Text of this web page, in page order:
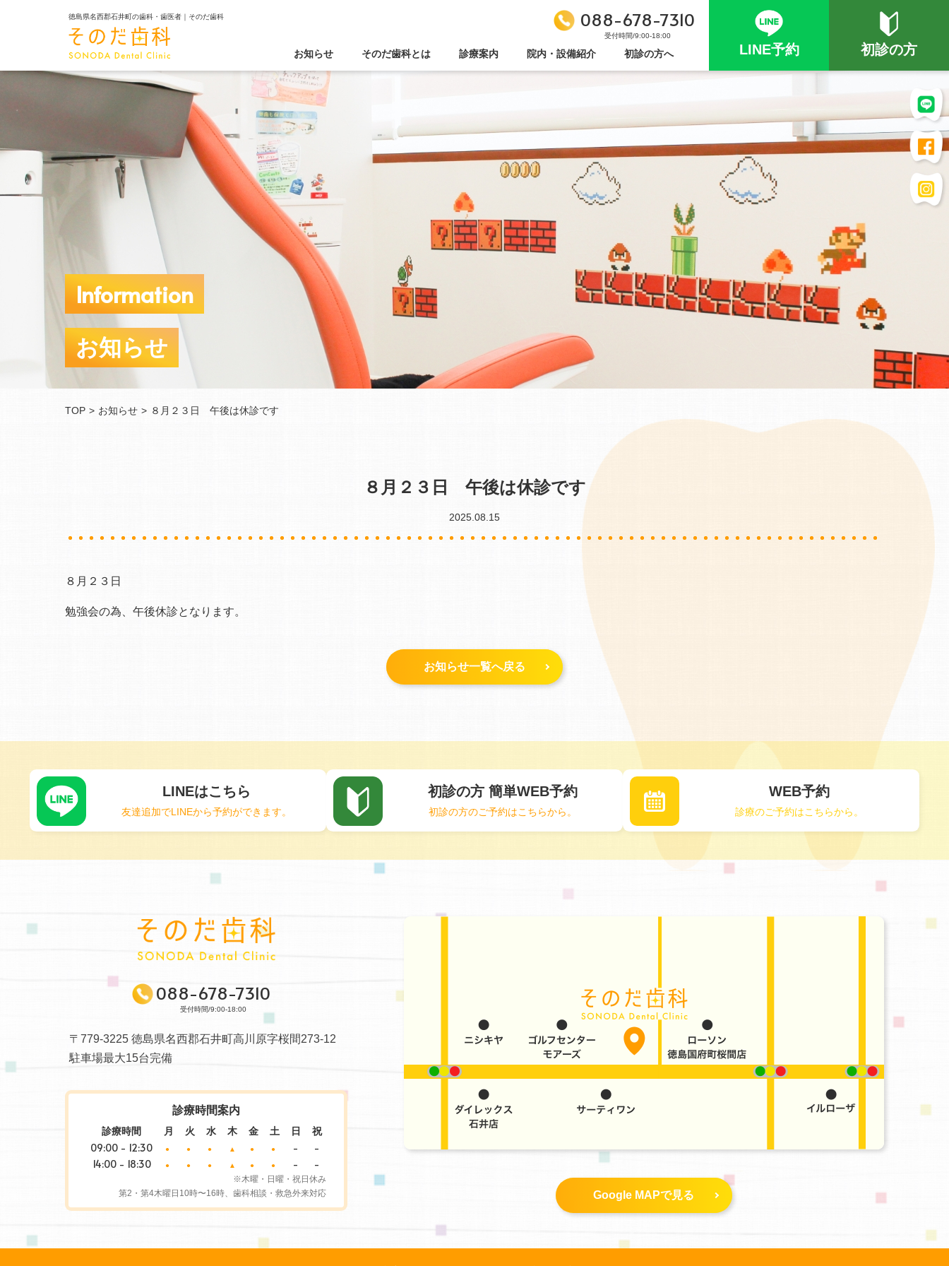
徳島県名西郡石井町の歯科・歯医者｜そのだ歯科
お知らせ そのだ歯科とは 診療案内 院内・設備紹介 初診の方へ
088-678-7310
受付時間/9:00-18:00
初診の方
LINE予約
Information
お知らせ
TOP お知らせ ８月２３日 午後は休診です
８月２３日 午後は休診です
2025.08.15
８月２３日
勉強会の為、午後休診となります。
お知らせ一覧へ戻る
LINEはこちら
友達追加でLINEから予約ができます。
初診の方 簡単WEB予約
初診の方のご予約はこちらから。
WEB予約
診療のご予約はこちらから。
088-678-7310
受付時間/9:00-18:00
〒779-3225 徳島県名西郡石井町高川原字桜間273-12
駐車場最大15台完備
診療時間案内
診療時間 月 火 水 木 金 土 日 祝
09:00 - 12:30 ● ● ● ▲ ● ● -
-
14:00 - 18:30
● ● ● ▲ ● ● - -
※木曜・日曜・祝日休み
第2・第4木曜日10時〜16時、歯科相談・救急外来対応
Google MAPで見る